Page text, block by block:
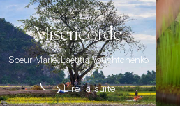
Miséricorde
Soeur Marie-Laetitia Youchtchenko
Lire la suite